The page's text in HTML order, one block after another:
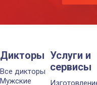
Дикторы
Все дикторы
Мужские
Услуги и
сервисы